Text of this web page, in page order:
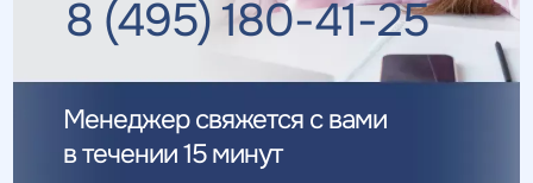
8 (495) 180-41-25
Менеджер свяжется с вами
в течении 15 минут